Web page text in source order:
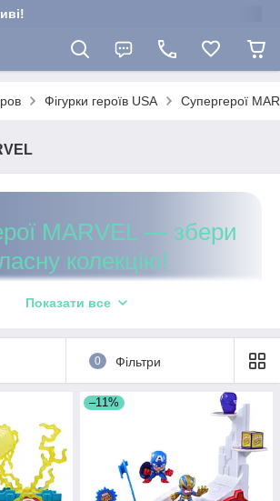
Фігурки героїв USA Супергерої
MARVEL — збери
колекцію!
іграшки від провідного бренду
товару на складі, швидка збірка і
у будь-який куточок України — до3
сервіс, грамотні консультації по
Прийнятний ціновий діапазон, цікава
для постійних замовників.
В асортимент іграшок
Показати все
0 Фільтри
–11%